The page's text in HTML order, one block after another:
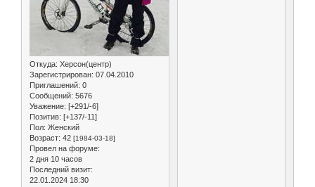
Откуда: Херсон(центр)
Зарегистрирован: 07.04.2010
Приглашений: 0
Сообщений: 5676
Уважение: [+291/-6]
Позитив: [+137/-11]
Пол: Женский
Возраст: 42 [1984-03-18]
Провел на форуме:
2 дня 10 часов
Последний визит:
22.01.2024 18:30